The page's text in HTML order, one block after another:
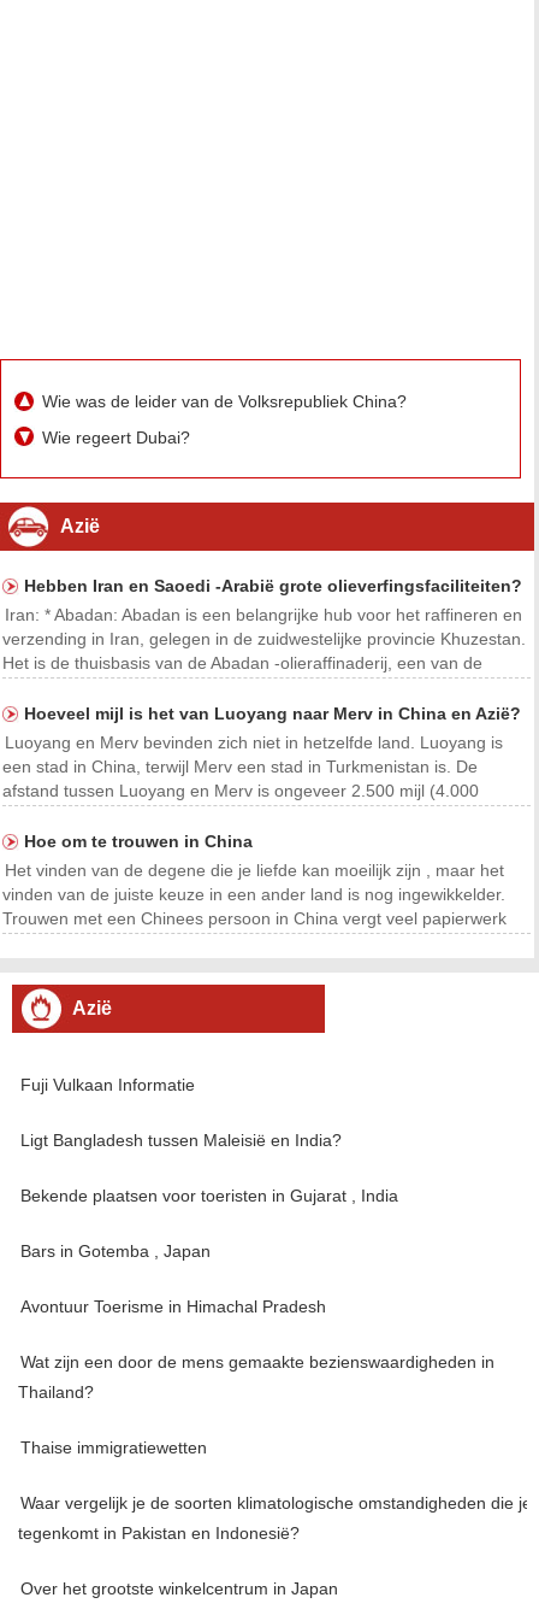
Wie was de leider van de Volksrepubliek China?
Wie regeert Dubai?
Azië
Hebben Iran en Saoedi -Arabië grote olieverfingsfaciliteiten?
Iran: * Abadan: Abadan is een belangrijke hub voor het raffineren en
verzending in Iran, gelegen in de zuidwestelijke provincie Khuzestan.
Het is de thuisbasis van de Abadan -olieraffinaderij, een van de
van 400.000 vaten ol
Hoeveel mijl is het van Luoyang naar Merv in China en Azië?
Luoyang en Merv bevinden zich niet in hetzelfde land. Luoyang is
een stad in China, terwijl Merv een stad in Turkmenistan is. De
afstand tussen Luoyang en Merv is ongeveer 2.500 mijl (4.000
Hoe om te trouwen in China
Het vinden van de degene die je liefde kan moeilijk zijn , maar het
vinden van de juiste keuze in een ander land is nog ingewikkelder.
Trouwen met een Chinees persoon in China vergt veel papierwerk
Azië
Fuji Vulkaan Informatie
Ligt Bangladesh tussen Maleisië en India?
Bekende plaatsen voor toeristen in Gujarat , India
Bars in Gotemba , Japan
Avontuur Toerisme in Himachal Pradesh
Wat zijn een door de mens gemaakte bezienswaardigheden in
Thailand?
Thaise immigratiewetten
Waar vergelijk je de soorten klimatologische omstandigheden die je
tegenkomt in Pakistan en Indonesië?
Over het grootste winkelcentrum in Japan